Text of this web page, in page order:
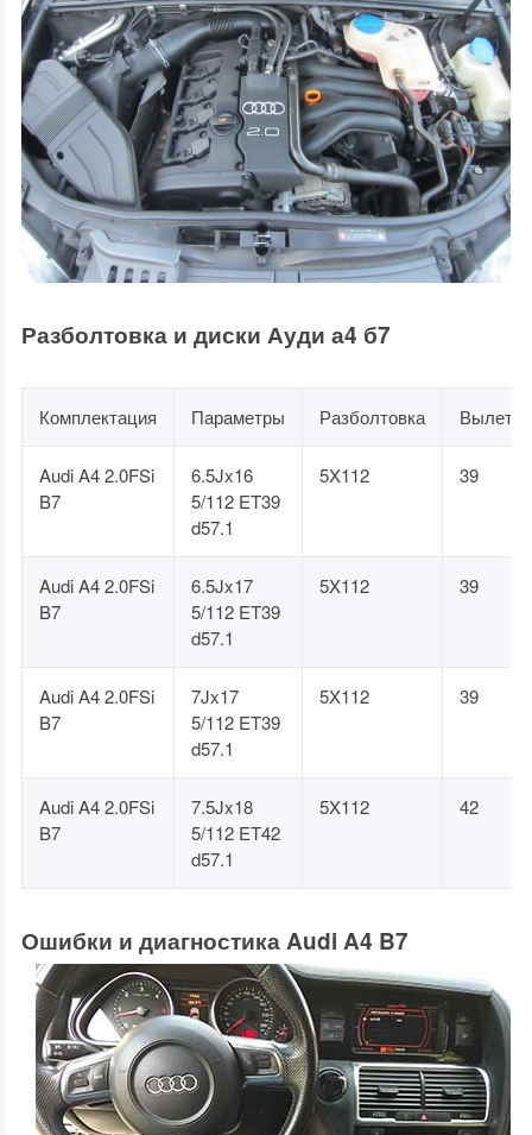
Разболтовка и диски Ауди а4 б7
Комплектация Параметры Разболтовка Вылет
Audi A4 2.0FSi
B7
6.5Jx16
5/112 ET39
d57.1
5X112 39
Audi A4 2.0FSi
B7
6.5Jx17
5/112 ET39
d57.1
5X112 39
Audi A4 2.0FSi
B7
7Jx17
5/112 ET39
d57.1
5X112 39
Audi A4 2.0FSi
B7
7.5Jx18
5/112 ET42
d57.1
5X112 42
Ошибки и диагностика Audi A4 B7